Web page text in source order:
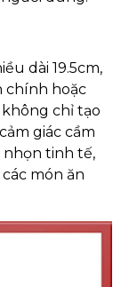
dài 19.5cm,
chính hoặc
chỉ tạo
giác cầm
nhọn tinh tế,
món ăn